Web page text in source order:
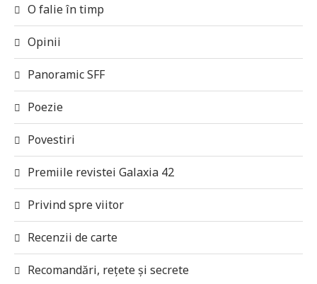
O falie în timp
Opinii
Panoramic SFF
Poezie
Povestiri
Premiile revistei Galaxia 42
Privind spre viitor
Recenzii de carte
Recomandări, rețete și secrete